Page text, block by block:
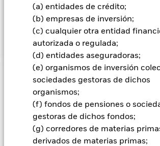
(a) entidades de crédito;
(b) empresas de inversión;
(c) cualquier otra entidad
autorizada o regulada;
(d) entidades aseguradoras;
(e) organismos de inversión
sociedades gestoras de dichos
organismos;
(f) fondos de pensiones o
gestoras de dichos fondos;
(g) corredores de materias
derivados de materias primas;
seguros y software. Aunque es probable que
establecidas en mercados desarrollados de
Fondo también podrá invertir en mercados
INFORMACIÓN IMPORTANTE: Capital en
de las inversiones y los ingresos derivados
subir o bajar, y no están garantizados. Es
inversores no recuperen la cantidad
Todas las clases de acciones con cobertura
fondo utilizan derivados para cubrir el riesgo